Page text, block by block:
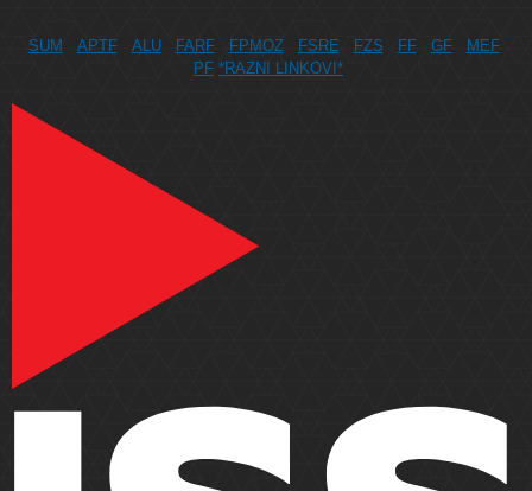
SUM APTF ALU FARF FPMOZ FSRE FZS FF GF
MEF
PF *RAZNI LINKOVI*